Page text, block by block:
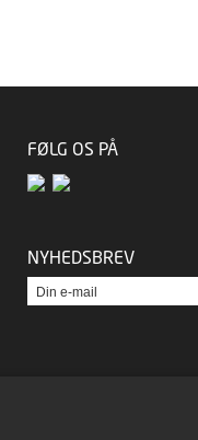
FØLG OS PÅ
NYHEDSBREV